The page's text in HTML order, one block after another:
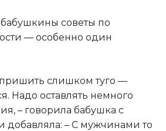
советы по
— особенно один
слишком туго —
Надо оставлять немного
– говорила бабушка с
добавляла: – С мужчинами то